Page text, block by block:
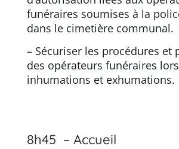
funéraires soumises à la
dans le cimetière communal.
– Sécuriser les procédures et
des opérateurs funéraires
inhumations et exhumations.
8h45 – Accueil